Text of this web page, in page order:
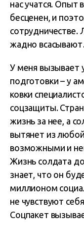
нас учатся.
бесценен, и
жадно
У меня вызывает
подготовки – у
ковки
соцзащиты.
жизнь за нее, а
вытянет из
возможными и
Жизнь солдата
знает, что он
миллионом
не чувствуют
Соцпакет